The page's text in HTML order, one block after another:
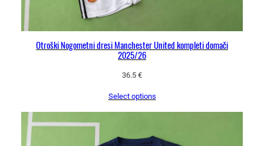
Otroški Nogometni dresi Manchester United kompleti domači
2025/26
36.5 €
Select options